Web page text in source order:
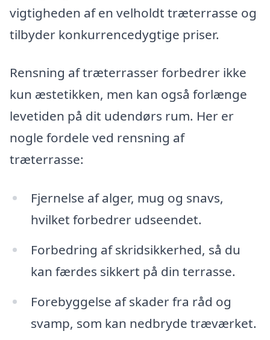
vigtigheden af en velholdt træterrasse og
tilbyder konkurrencedygtige priser.
Rensning af træterrasser forbedrer ikke
kun æstetikken, men kan også forlænge
levetiden på dit udendørs rum. Her er
nogle fordele ved rensning af
træterrasse:
Fjernelse af alger, mug og snavs,
hvilket forbedrer udseendet.
Forbedring af skridsikkerhed, så du
kan færdes sikkert på din terrasse.
Forebyggelse af skader fra råd og
svamp, som kan nedbryde træværket.